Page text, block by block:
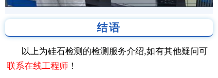
结语
以上为硅石检测的检测服务介绍,如有其他疑问可
联系在线工程师 ！